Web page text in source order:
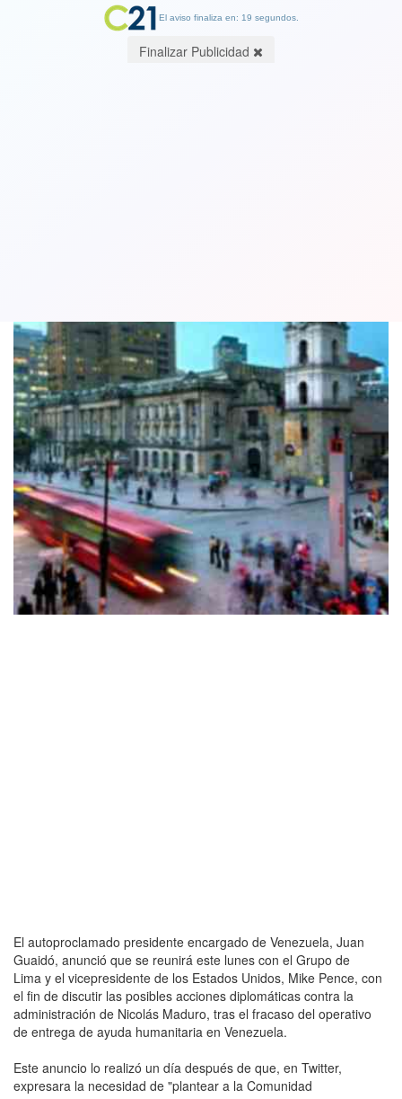
El autoproclamado presidente encargado de Venezuela, Juan
Guaidó, anunció que se reunirá este lunes con el Grupo de
Lima y el vicepresidente de los Estados Unidos, Mike Pence, con
el fin de discutir las posibles acciones diplomáticas contra la
administración de Nicolás Maduro, tras el fracaso del operativo
de entrega de ayuda humanitaria en Venezuela.
Este anuncio lo realizó un día después de que, en Twitter,
expresara la necesidad de "plantear a la Comunidad
El aviso finaliza en: 19 segundos.
Finalizar Publicidad